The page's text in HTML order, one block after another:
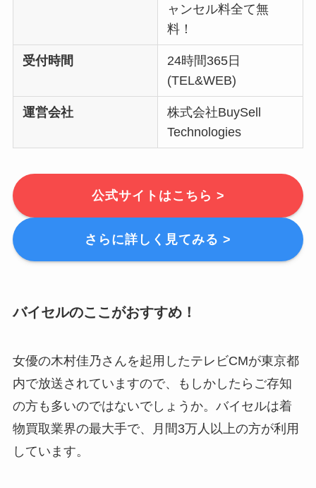
ャンセル料全て無
料！
受付時間
24時間365日
(TEL&WEB)
運営会社
株式会社BuySell
Technologies
公式サイトはこちら >
さらに詳しく見てみる >
バイセルのここがおすすめ！
女優の木村佳乃さんを起用したテレビCMが東京都
内で放送されていますので、もしかしたらご存知
の方も多いのではないでしょうか。バイセルは着
物買取業界の最大手で、月間3万人以上の方が利用
しています。